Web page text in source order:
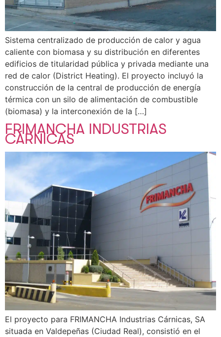
Sistema centralizado de producción de calor y agua
caliente con biomasa y su distribución en diferentes
edificios de titularidad pública y privada mediante una
red de calor (District Heating). El proyecto incluyó la
construcción de la central de producción de energía
térmica con un silo de alimentación de combustible
(biomasa) y la interconexión de la […]
FRIMANCHA INDUSTRIAS
CÁRNICAS
El proyecto para FRIMANCHA Industrias Cárnicas, SA
situada en Valdepeñas (Ciudad Real), consistió en el